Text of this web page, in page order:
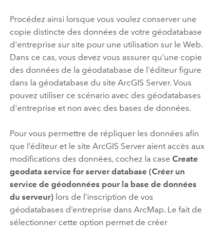
Procédez ainsi lorsque vous voulez conserver une
copie distincte des données de votre géodatabase
d'entreprise sur site pour une utilisation sur le Web.
Dans ce cas, vous devez vous assurer qu'une copie
des données de la géodatabase de l'éditeur figure
dans la géodatabase du site ArcGIS Server. Vous
pouvez utiliser ce scénario avec des géodatabases
d'entreprise et non avec des bases de données.
Pour vous permettre de répliquer les données afin
que l’éditeur et le site ArcGIS Serveraient accès aux
modifications des données, cochez la case Create
geodata service for server database (Créer un
service de géodonnées pour la base de données
du serveur) lors de l’inscription de vos
géodatabases d’entreprise dans ArcMap. Le fait de
sélectionner cette option permet de créer